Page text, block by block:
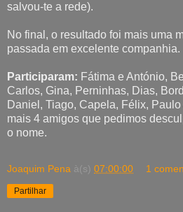
salvou-te a rede).
No final, o resultado foi mais uma
passada em excelente companhia.
Participaram: Fátima e António,
Carlos, Gina, Perninhas, Dias,
Daniel, Tiago, Capela, Félix,
mais 4 amigos que pedimos
o nome.
Joaquim Pena à(s) 07:00:00 1
Partilhar